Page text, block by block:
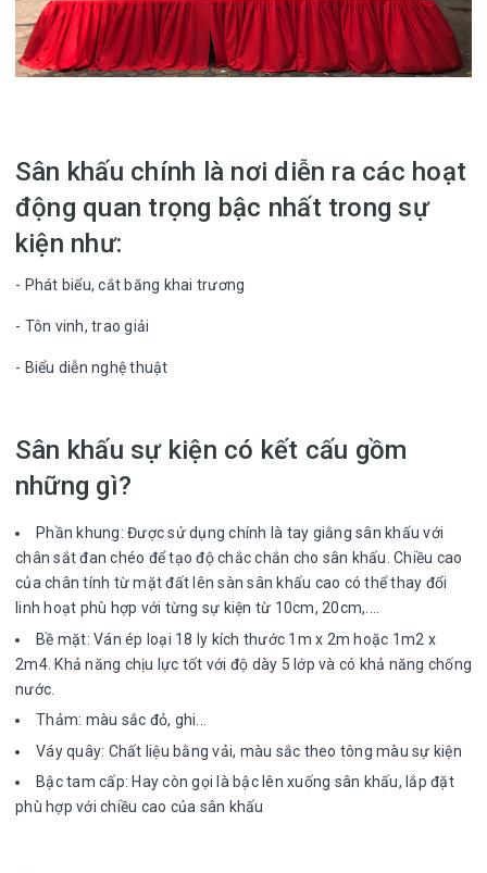
Sân khấu chính là nơi diễn ra các hoạt
động quan trọng bậc nhất trong sự
kiện như:
- Phát biểu, cắt băng khai trương
- Tôn vinh, trao giải
- Biểu diễn nghệ thuật
Sân khấu sự kiện có kết cấu gồm
những gì?
Phần khung: Được sử dụng chính là tay giằng sân khấu với
chân sắt đan chéo để tạo độ chắc chắn cho sân khấu. Chiều cao
của chân tính từ mặt đất lên sàn sân khấu cao có thể thay đổi
linh hoạt phù hợp với từng sự kiện từ 10cm, 20cm,....
Bề mặt: Ván ép loại 18 ly kích thước 1m x 2m hoặc 1m2 x
2m4. Khả năng chịu lực tốt với độ dày 5 lớp và có khả năng chống
nước.
Thảm: màu sắc đỏ, ghi...
Váy quây: Chất liệu bằng vải, màu sắc theo tông màu sự kiện
Bậc tam cấp: Hay còn gọi là bậc lên xuống sân khấu, lắp đặt
phù hợp với chiều cao của sân khấu